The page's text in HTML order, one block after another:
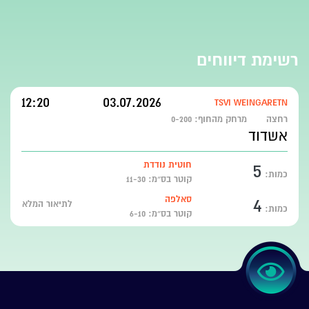
רשימת דיווחים
TSVI WEINGARETN
03.07.2026
12:20
רחצה מרחק מהחוף: 0-200
אשדוד
כמות: 5
חוטית נודדת
קוטר בס״מ: 11-30
כמות: 4
סאלפה
קוטר בס״מ: 6-10
לתיאור המלא